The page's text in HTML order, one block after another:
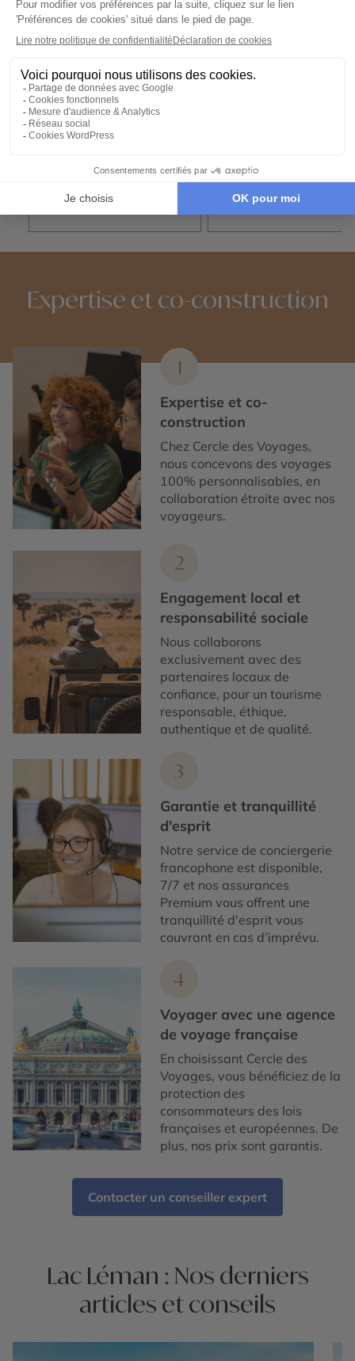
Cervin
Nos 2 idées voyage
Le Lac Léman selon vos envies
Road trip en Suisse
Suisse
Expertise et co-construction
1
Expertise et co-
construction
Chez Cercle des Voyages,
nous concevons des voyages
100% personnalisables, en
collaboration étroite avec nos
voyageurs.
2
Engagement local et
responsabilité sociale
Nous collaborons
exclusivement avec des
partenaires locaux de
confiance, pour un tourisme
responsable, éthique,
authentique et de qualité.
3
Garantie et tranquillité
d'esprit
Notre service de conciergerie
francophone est disponible,
7/7 et nos assurances
Premium vous offrent une
tranquillité d'esprit vous
couvrant en cas d’imprévu.
4
Voyager avec une agence
de voyage française
En choisissant Cercle des
Voyages, vous bénéficiez de la
protection des
consommateurs des lois
françaises et européennes. De
plus, nos prix sont garantis.
Contacter un conseiller expert
Lac Léman : Nos derniers
articles et conseils